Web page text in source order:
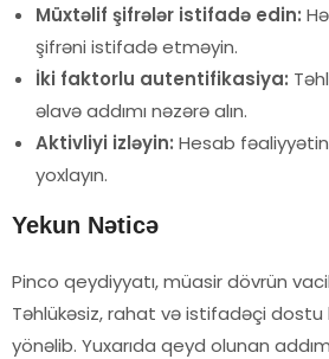
Müxtəlif şifrələr istifadə edin:
şifrəni istifadə etməyin.
İki faktorlu autentifikasiya:
əlavə addımı nəzərə alın.
Aktivliyi izləyin: Hesab
yoxlayın.
Yekun Nəticə
Pinco qeydiyyatı, müasir dövrün
Təhlükəsiz, rahat və istifadəçi
yönəlib. Yuxarıda qeyd olunan